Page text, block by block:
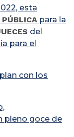
esta
PÚBLICA para la
del
para el
con los
pleno goce de